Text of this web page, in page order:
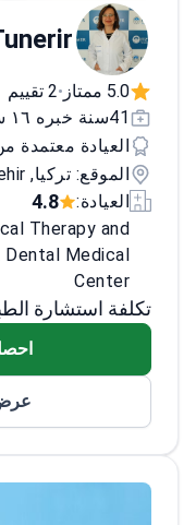
5.0 ممتاز •2 تقييم
41سنة خبره ١٦ سنة
العيادة معتمدة
الموقع: تركيا, Eskisehir
العيادة:
4.8
Therapy and
Dental Medical
Center
تكلفة استشارة